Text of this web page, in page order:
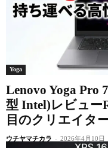
Yoga
Lenovo Yoga Pro
型 Intel)レビュー
目のクリエイタ
ウチヤマチカラ - 2026年4月10日